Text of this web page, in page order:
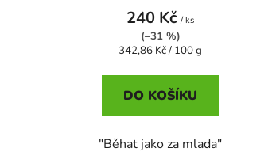
240 Kč/ ks
(–31 %)
Měrná
342,86 Kč / 100 g
DO KOŠÍKU
"Běhat jako za mlada"